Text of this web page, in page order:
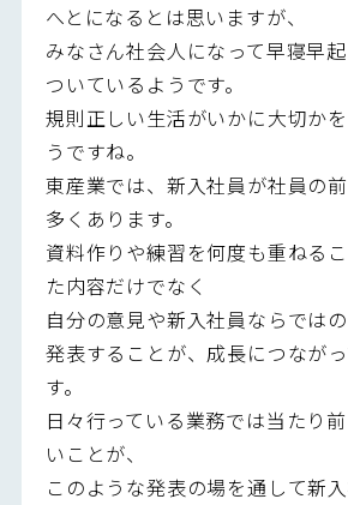
へとになるとは思いますが、
みなさん社会人になって早寝早
ついているようです。
規則正しい生活がいかに大切か
うですね。
東産業では、新入社員が社員の
多くあります。
資料作りや練習を何度も重ねる
た内容だけでなく
自分の意見や新入社員ならでは
発表することが、成長につなが
す。
日々行っている業務では当たり
いことが、
このような発表の場を通して新